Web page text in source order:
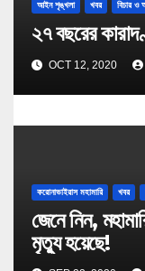
আইন শৃঙ্খলা খবর বিচার ও
২৭ বছরের
OCT 12, 2020
করোনাভাইরাস মহামারি খবর
জেনে নিন,
মৃত্যু হয়েছে!